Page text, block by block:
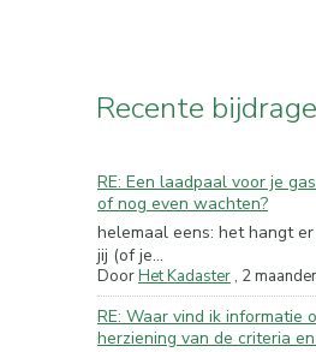
Recente
RE: Een laadpaal voor je
of nog even wachten?
helemaal eens: het hangt
jij (of je...
DoorHet Kadaster , 2
RE: Waar vind ik informatie
herziening van de criteria